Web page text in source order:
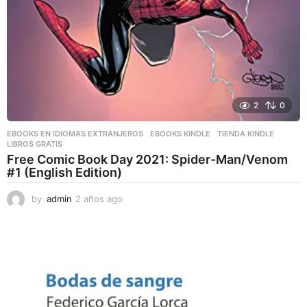
2 0
EBOOKS EN IDIOMAS EXTRANJEROS ,EBOOKS KINDLE ,TIENDA KINDLE
LIBROS GRATIS
Free Comic Book Day 2021: Spider-Man/Venom
#1 (English Edition)
by admin 2 años ago
g
o